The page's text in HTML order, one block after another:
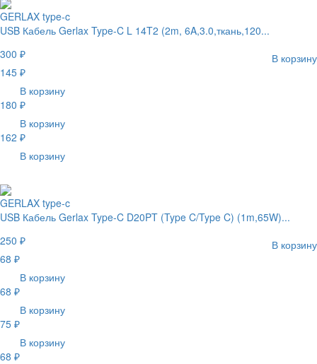
GERLAX type-c
USB Кабель Gerlax Type-C L 14T2 (2m, 6A,3.0,ткань,120...
300 ₽
В корзину
145 ₽
В корзину
180 ₽
В корзину
162 ₽
В корзину
GERLAX type-c
USB Кабель Gerlax Type-C D20PT (Type C/Type C) (1m,65W)...
250 ₽
В корзину
68 ₽
В корзину
68 ₽
В корзину
75 ₽
В корзину
68 ₽